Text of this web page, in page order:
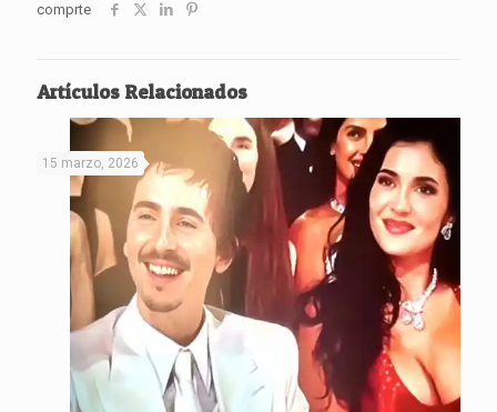
comprte
Artículos Relacionados
15 marzo, 2026